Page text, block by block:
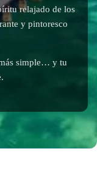
relajado de los
y pintoresco
simple… y tu